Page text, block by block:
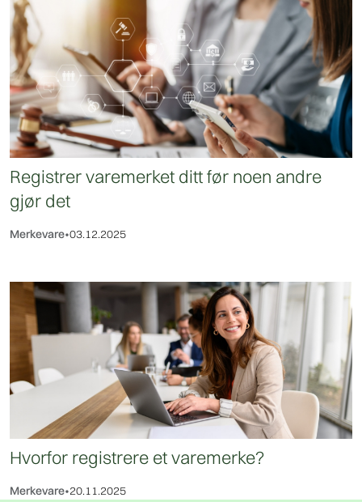
Registrer varemerket ditt før noen andre
gjør det
Merkevare•03.12.2025
Hvorfor registrere et varemerke?
Merkevare•20.11.2025